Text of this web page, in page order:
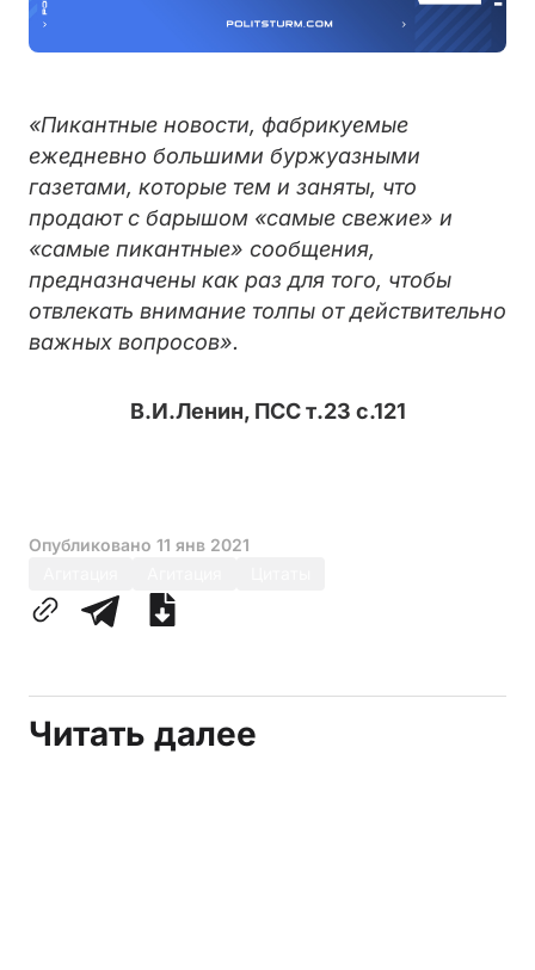
«Пикантные новости, фабрикуемые
ежедневно большими буржуазными
газетами, которые тем и заняты, что
продают с барышом «самые свежие» и
«самые пикантные» сообщения,
предназначены как раз для того, чтобы
отвлекать внимание толпы от действительно
важных вопросов».
В.И.Ленин, ПСС т.23 с.121
Опубликовано 11 янв 2021
Читать далее